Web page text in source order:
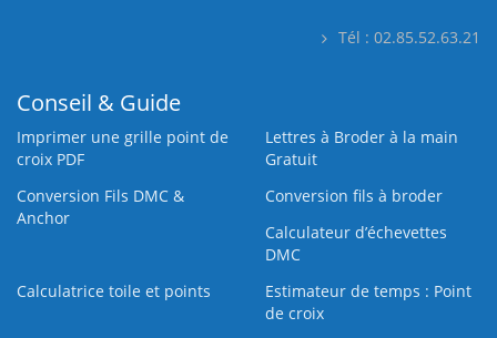
Tél : 02.85.52.63.21
Conseil & Guide
Imprimer une grille point de
croix PDF
Lettres à Broder à la main
Gratuit
Conversion Fils DMC &
Anchor
Conversion fils à broder
Calculateur d’échevettes
DMC
Calculatrice toile et points
Estimateur de temps : Point
de croix